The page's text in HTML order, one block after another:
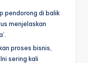
pendorong di balik
menjelaskan
proses bisnis,
sering kali